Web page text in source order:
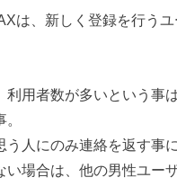
は、新しく登録を行う
用者数が多いという事は
う人にのみ連絡を返す事
場合は、他の男性ユー